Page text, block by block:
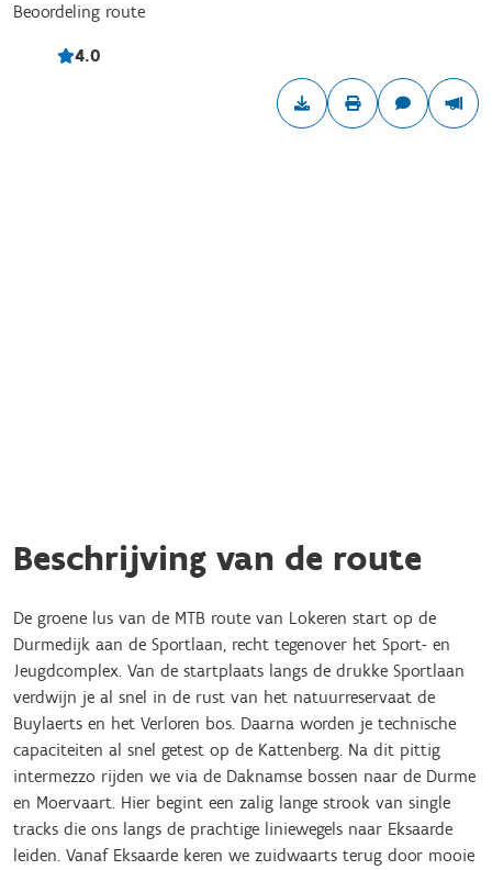
Beoordeling route
4.0
Beschrijving van de route
De groene lus van de MTB route van Lokeren start op de
Durmedijk aan de Sportlaan, recht tegenover het Sport- en
Jeugdcomplex. Van de startplaats langs de drukke Sportlaan
verdwijn je al snel in de rust van het natuurreservaat de
Buylaerts en het Verloren bos. Daarna worden je technische
capaciteiten al snel getest op de Kattenberg. Na dit pittig
intermezzo rijden we via de Daknamse bossen naar de Durme
en Moervaart. Hier begint een zalig lange strook van single
tracks die ons langs de prachtige liniewegels naar Eksaarde
leiden. Vanaf Eksaarde keren we zuidwaarts terug door mooie